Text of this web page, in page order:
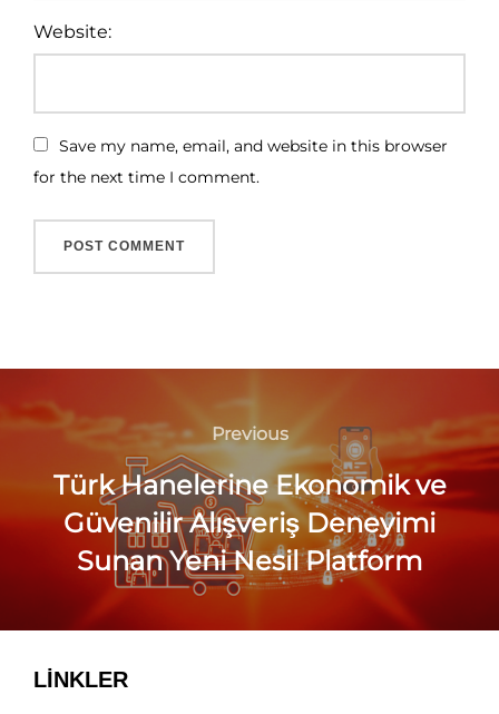
Website:
Save my name, email, and website in this browser
for the next time I comment.
Previous
Türk Hanelerine Ekonomik ve
Güvenilir Alışveriş Deneyimi
Sunan Yeni Nesil Platform
LİNKLER